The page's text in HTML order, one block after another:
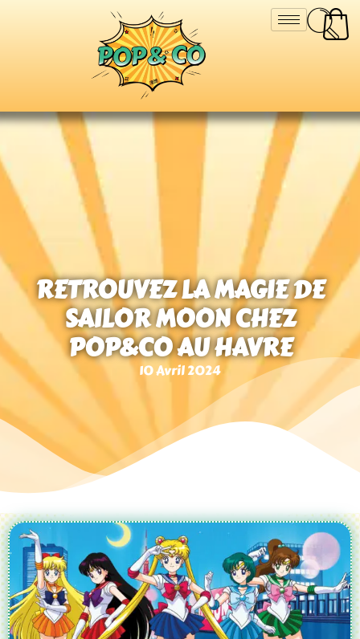
RETROUVEZ LA MAGIE DE
SAILOR MOON CHEZ
POP&CO AU HAVRE
10 Avril 2024